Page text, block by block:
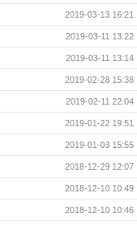
2019-03-13 16:21
2019-03-11 13:22
2019-03-11 13:14
2019-02-28 15:38
2019-02-11 22:04
2019-01-22 19:51
2019-01-03 15:55
2018-12-29 12:07
2018-12-10 10:49
2018-12-10 10:46